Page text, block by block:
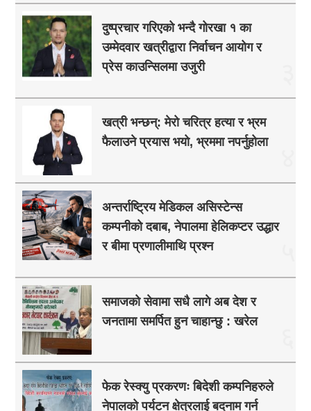
दुष्प्रचार गरिएको भन्दै गोरखा १ का
उम्मेदवार खत्रीद्वारा निर्वाचन आयोग र
प्रेस काउन्सिलमा उजुरी
खत्री भन्छन्: मेरो चरित्र हत्या र भ्रम
फैलाउने प्रयास भयो, भ्रममा नपर्नुहोला
अन्तर्राष्ट्रिय मेडिकल असिस्टेन्स
कम्पनीको दबाब, नेपालमा हेलिकप्टर उद्धार
र बीमा प्रणालीमाथि प्रश्न
समाजको सेवामा सधै लागे अब देश र
जनतामा समर्पित हुन चाहान्छु : खरेल
फेक रेस्क्यु प्रकरणः बिदेशी कम्पनिहरुले
नेपालको पर्यटन क्षेत्रलाई बदनाम गर्न